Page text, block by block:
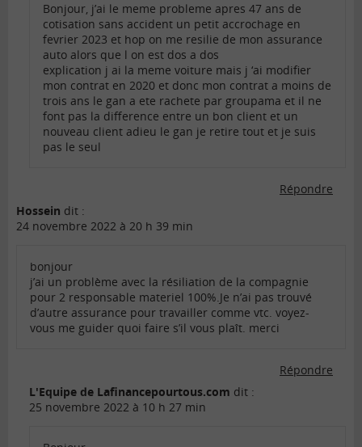
Bonjour, j’ai le meme probleme apres 47 ans de
cotisation sans accident un petit accrochage en
fevrier 2023 et hop on me resilie de mon assurance
auto alors que l on est dos a dos
explication j ai la meme voiture mais j ‘ai modifier
mon contrat en 2020 et donc mon contrat a moins de
trois ans le gan a ete rachete par groupama et il ne
font pas la difference entre un bon client et un
nouveau client adieu le gan je retire tout et je suis
pas le seul
Répondre
Hossein dit :
24 novembre 2022 à 20 h 39 min
bonjour
j’ai un problème avec la résiliation de la compagnie
pour 2 responsable materiel 100%.Je n’ai pas trouvé
d’autre assurance pour travailler comme vtc. voyez-
vous me guider quoi faire s’il vous plaît. merci
Répondre
L'Equipe de Lafinancepourtous.com dit :
25 novembre 2022 à 10 h 27 min